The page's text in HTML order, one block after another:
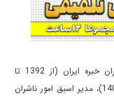
دبیرکل پیشین انجمن حسابداران خبره ایران (از 1392 تا
1400)، سردبیر پیشین مجله حسابدار (از 1397 تا 1400)، مدیر اسبق امور ناشران